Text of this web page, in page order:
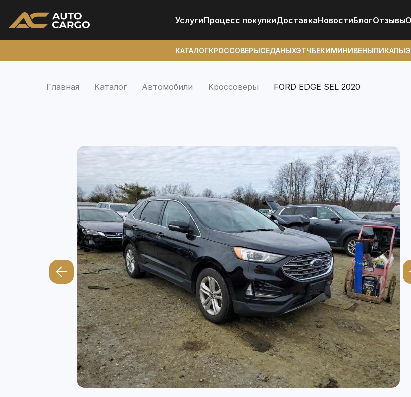
УслугиПроцесс покупкиДоставкаНовостиБлогОтзывы
КАТАЛОГКРОССОВЕРЫСЕДАНЫХЭТЧБЕКИМИНИВЕНЫПИКАПЫ
Главная Каталог Автомобили Кроссоверы FORD EDGE SEL 2020